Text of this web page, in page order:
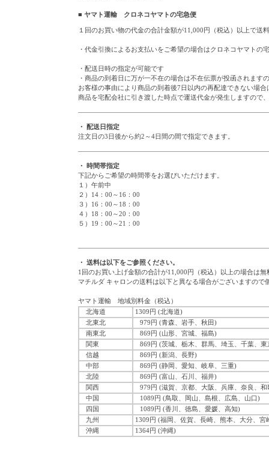
■ ヤマト運輸 クロネコヤマトの宅急便
１回のお買い物の代金の合計金額が11,000円（税込）以上で送
・代金引換によるお支払いをご希望の場合はクロネコヤマトの
・配送日時の指定が可能です
・商品の到着日に万が一不在の場合は不在伝票が投函されます
お客様の事由により商品の到着後7日以内の再配達できない場
商品を宅配会社に引き渡した時点で運送代金が発生しますので
・ 配送日指定
注文日の3日後から約2～4日間の間で指定できます。
・ 時間帯指定
下記からご希望の時間帯をお選びいただけます。
１）午前中
２）14：00～16：00
３）16：00～18：00
４）18：00～20：00
５）19：00～21：00
・ 送料は以下をご参照ください。
1回のお買い上げ金額の合計が11,000円（税込）以上の場合は無
マチルダ キャロンの送料は以下と異なる場合がございますので
ヤマト運輸 地域別料金（税込）
北海道
1309円 (北海道)
北東北
979円 (青森、岩手、秋田)
南東北
869円 (山形、宮城、福島)
関東
869円 (茨城、栃木、群馬、埼玉、千葉、東
信越
869円 (新潟、長野)
中部
869円 (静岡、愛知、岐阜、三重)
北陸
869円 (富山、石川、福井)
関西
979円 (滋賀、京都、大阪、兵庫、奈良、和
中国
1089円 (鳥取、岡山、島根、広島、山口)
四国
1089円 (香川、徳島、愛媛、高知)
九州
1309円 (福岡、佐賀、長崎、熊本、大分、宮
沖縄
1364円 (沖縄)